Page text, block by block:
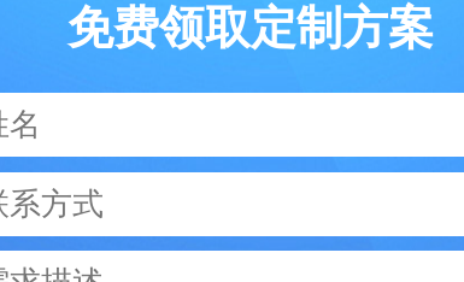
免费领取定制方案